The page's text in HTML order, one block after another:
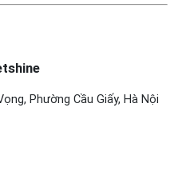
Phường Cầu Giấy, Hà Nội